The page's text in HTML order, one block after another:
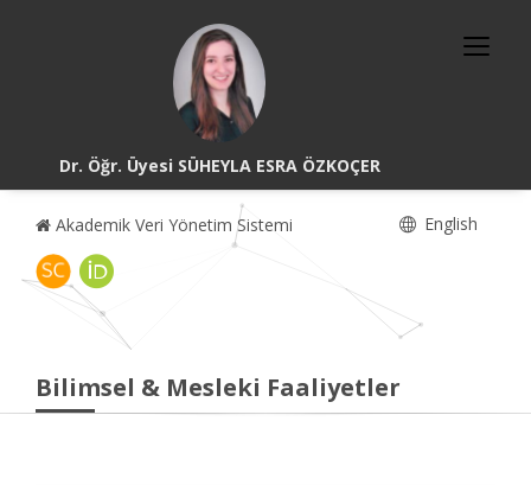
Dr. Öğr. Üyesi SÜHEYLA ESRA ÖZKOÇER
Akademik Veri Yönetim Sistemi English
Bilimsel & Mesleki Faaliyetler